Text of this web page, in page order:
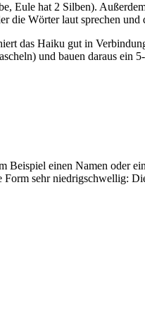
Eule hat 2 Silben).
die Wörter laut sprechen und
das Haiku gut in
und bauen daraus ein
Beispiel einen Namen oder
sehr niedrigschwellig: